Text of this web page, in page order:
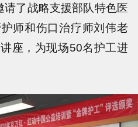
了战略支援部队特色医
师和伤口治疗师刘伟老
座，为现场50名护工进